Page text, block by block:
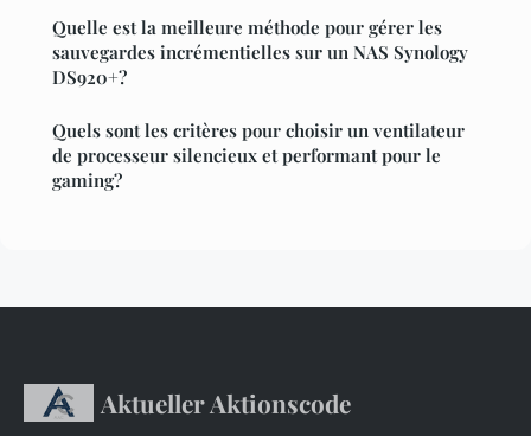
Quelle est la meilleure méthode pour gérer les
sauvegardes incrémentielles sur un NAS Synology
DS920+?
Quels sont les critères pour choisir un ventilateur
de processeur silencieux et performant pour le
gaming?
Aktueller Aktionscode